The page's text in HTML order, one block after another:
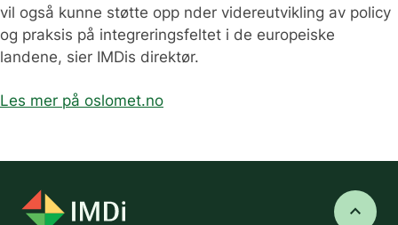
vil også kunne støtte opp nder videreutvikling av policy
og praksis på integreringsfeltet i de europeiske
landene, sier IMDis direktør.
Les mer på oslomet.no
keyboard_arrow_up